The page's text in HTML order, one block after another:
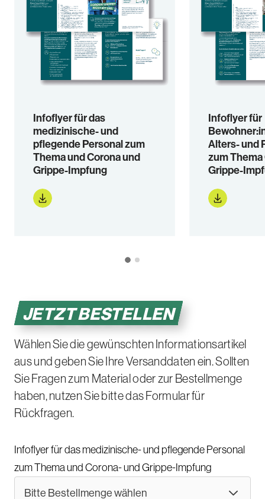
Infoflyer für das
medizinische- und
pflegende Personal zum
Thema und Corona und
Grippe-Impfung
Infoflyer für
Alters- und
zum
Grippe-
JETZT BESTELLEN
Wählen Sie die gewünschten Informationsartikel
aus und geben Sie Ihre Versanddaten ein. Sollten
Sie Fragen zum Material oder zur Bestellmenge
haben, nutzen Sie bitte das Formular für
Rückfragen.
Infoflyer für das medizinische- und pflegende Personal
zum Thema und Corona- und Grippe-Impfung